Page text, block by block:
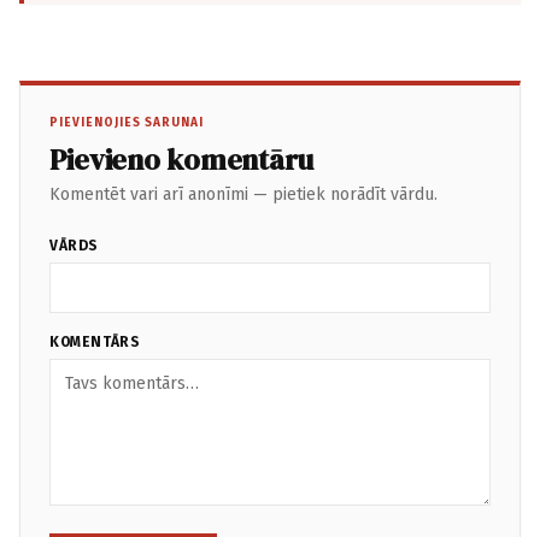
PIEVIENOJIES SARUNAI
Pievieno komentāru
Komentēt vari arī anonīmi — pietiek norādīt vārdu.
VĀRDS
KOMENTĀRS